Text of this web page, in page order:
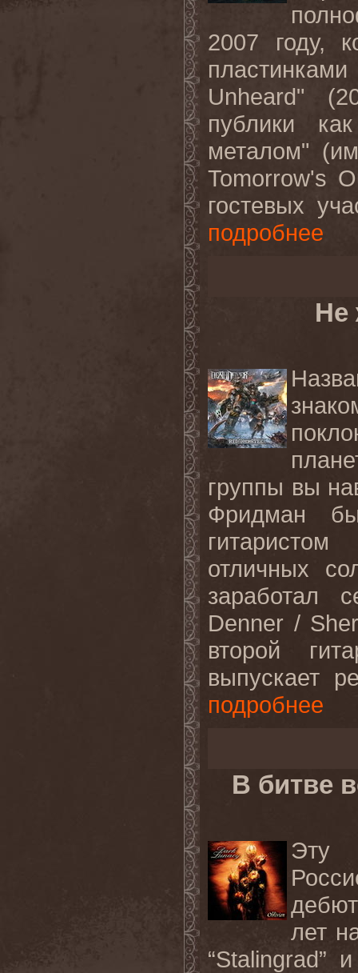
2007 году,
Unheard"
публики
металом"
Tomorrow's
гостевых
подробнее
Не
группы вы
Фридман
отличных
заработал
Denner /
второй
выпускает
подробнее
В битве
Эту
лет
“Stalingrad”